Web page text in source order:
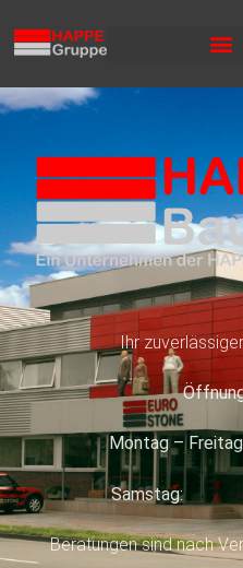
Ihr
Montag –
Samstag:
Beratungen sind nach